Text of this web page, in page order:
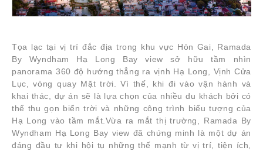
Tọa lạc tại vị trí đắc địa trong khu vực Hòn Gai, Ramada
By Wyndham Hạ Long Bay view sở hữu tầm nhìn
panorama 360 độ hướng thẳng ra vịnh Hạ Long, Vịnh Cửa
Lục, vòng quay Mặt trời. Vì thế, khi đi vào vận hành và
khai thác, dự án sẽ là lựa chọn của nhiều du khách bởi có
thể thu gọn biển trời và những công trình biểu tượng của
Hạ Long vào tầm mắt.Vừa ra mắt thị trường, Ramada By
Wyndham Hạ Long Bay view đã chứng minh là một dự án
đáng đầu tư khi hội tụ những thế mạnh từ vị trí, tiện ích,